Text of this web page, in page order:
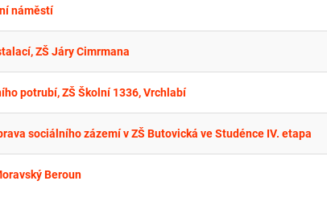
náměstí
ZŠ Járy Cimrmana
potrubí, ZŠ Školní 1336, Vrchlabí
sociálního zázemí v ZŠ Butovická ve Studénce IV. etapa
Beroun